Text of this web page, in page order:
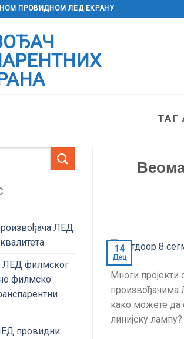
ПРОВИДНОМ ЛЕД ЕКРАНУ
ТАГ
ЛЕД
ЛЕД филмског
филмско
провидни
14
Дец
Многи
произвођачима
како можете да
линијску лампу?